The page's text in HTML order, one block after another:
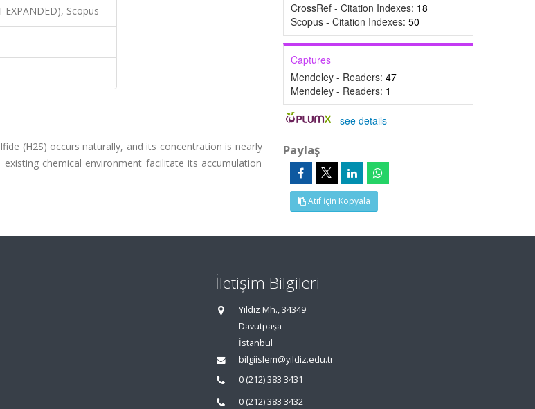
EXPANDED), Scopus
(H2S) occurs naturally, and its concentration is nearly
chemical environment facilitate its accumulation
CrossRef - Citation Indexes: 18
Scopus - Citation Indexes: 50
Captures
Mendeley - Readers: 47
Mendeley - Readers: 1
-see details
Paylaş
Atıf İçin Kopyala
İletişim Bilgileri
Yıldız Mh., 34349
Davutpaşa
İstanbul
bilgiislem@yildiz.edu.tr
0 (212) 383 3431
0 (212) 383 3432